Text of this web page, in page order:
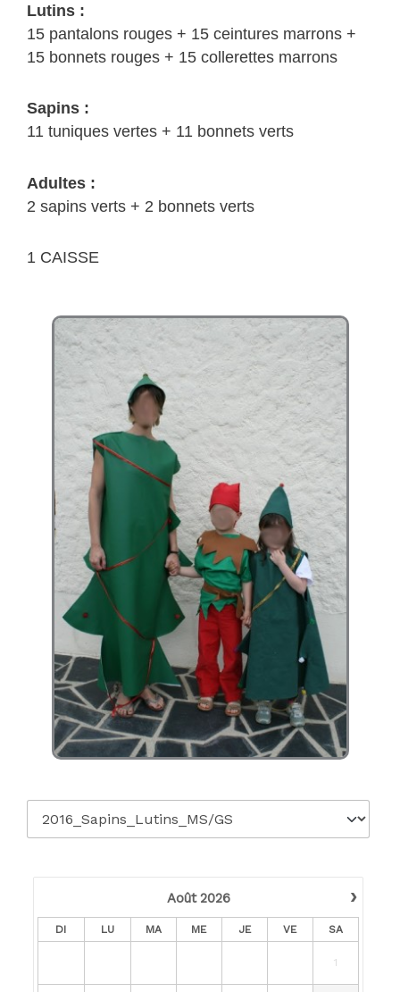
Lutins :
15 pantalons rouges + 15 ceintures marrons +
15 bonnets rouges + 15 collerettes marrons
Sapins :
11 tuniques vertes + 11 bonnets verts
Adultes :
2 sapins verts + 2 bonnets verts
1 CAISSE
›
Août 2026
DI LU MA ME JE VE SA
1
ANS
Sapins
Lutins
(MS/GS)